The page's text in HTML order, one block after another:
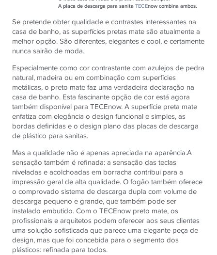
A placa de descarga para sanitaTECEnow combina ambos.
Se pretende obter qualidade e contrastes interessantes na
casa de banho, as superfícies pretas mate são atualmente a
melhor opção. São diferentes, elegantes e cool, e certamente
nunca sairão de moda.
Especialmente como cor contrastante com azulejos de pedra
natural, madeira ou em combinação com superfícies
metálicas, o preto mate faz uma verdadeira declaração na
casa de banho. Esta fascinante opção de cor está agora
também disponível para TECEnow. A superfície preta mate
enfatiza com elegância o design funcional e simples, as
bordas definidas e o design plano das placas de descarga
de plástico para sanitas.
Mas a qualidade não é apenas apreciada na aparência.A
sensação também é refinada: a sensação das teclas
niveladas e acolchoadas em borracha contribui para a
impressão geral de alta qualidade. O fogão também oferece
o comprovado sistema de descarga dupla com volume de
descarga pequeno e grande, que também pode ser
instalado embutido. Com o TECEnow preto mate, os
profissionais e arquitetos podem oferecer aos seus clientes
uma solução sofisticada que parece uma elegante peça de
design, mas que foi concebida para o segmento dos
plásticos: refinada para todos.